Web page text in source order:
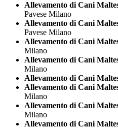
Allevamento di Cani
Pavese Milano
Allevamento di Cani
Pavese Milano
Allevamento di Cani
Milano
Allevamento di Cani
Milano
Allevamento di Cani
Allevamento di Cani
Milano
Allevamento di Cani
Milano
Allevamento di Cani